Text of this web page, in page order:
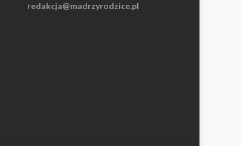
redakcja@madrzyrodzice.pl